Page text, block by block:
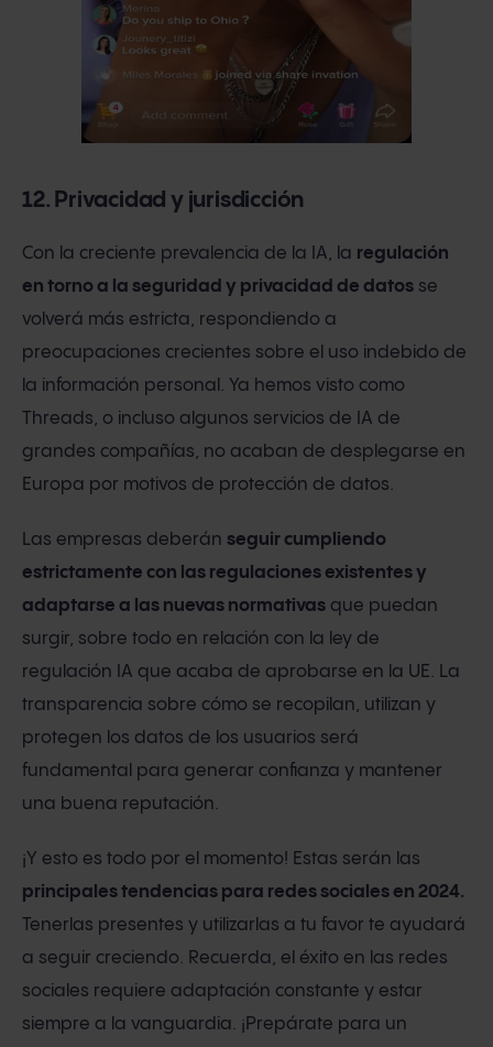
12. Privacidad y jurisdicción
Con la creciente prevalencia de la IA, la regulación
en torno a la seguridad y privacidad de datos se
volverá más estricta, respondiendo a
preocupaciones crecientes sobre el uso indebido de
la información personal. Ya hemos visto como
Threads, o incluso algunos servicios de IA de
grandes compañías, no acaban de desplegarse en
Europa por motivos de protección de datos.
Las empresas deberán seguir cumpliendo
estrictamente con las regulaciones existentes y
adaptarse a las nuevas normativas que puedan
surgir, sobre todo en relación con la ley de
regulación IA que acaba de aprobarse en la UE. La
transparencia sobre cómo se recopilan, utilizan y
protegen los datos de los usuarios será
fundamental para generar confianza y mantener
una buena reputación.
¡Y esto es todo por el momento! Estas serán las
principales tendencias para redes sociales en 2024.
Tenerlas presentes y utilizarlas a tu favor te ayudará
a seguir creciendo. Recuerda, el éxito en las redes
sociales requiere adaptación constante y estar
siempre a la vanguardia. ¡Prepárate para un